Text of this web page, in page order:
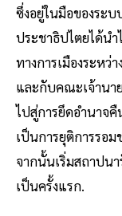
ซึ่งอยู่ในมือของระ
ประชาธิปไตยได้น
ทางการเมืองระหว่
และกับคณะเจ้านา
ไปสู่การยึดอำนาจ
เป็นการยุติการรอ
จากนั้นเริ่มสถาปน
เป็นครั้งแรก.